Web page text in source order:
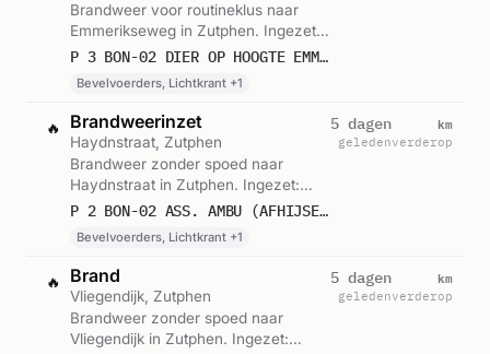
Brandweer voor routineklus naar
Emmerikseweg in Zutphen. Ingezet:
Bevelvoerders, Lichtkrant,
P 3 BON-02 DIER OP HOOGTE EMMERIKSEWEG ZUTPHEN 064031
Bevelvoerders, Lichtkrant +1
🔥 Brandweerinzet
Haydnstraat, Zutphen
Brandweer zonder spoed naar
Haydnstraat in Zutphen. Ingezet:
Bevelvoerders, Lichtkrant,
P 2 BON-02 ASS. AMBU (AFHIJSEN) HAYDNSTRAAT ZUTPHEN 064051 064031
Bevelvoerders, Lichtkrant +1
5 dagen
geleden
km
verderop
🔥 Brand
Vliegendijk, Zutphen
Brandweer zonder spoed naar
Vliegendijk in Zutphen. Ingezet:
5 dagen
geleden
km
verderop